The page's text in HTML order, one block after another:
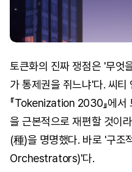
토큰화의 진짜 쟁점은 '무엇
가 통제권을 쥐느냐'다. 씨티
『Tokenization 2030』에서
을 근본적으로 재편할 것이
(種)을 명명했다. 바로 '구
Orchestrators)'다.